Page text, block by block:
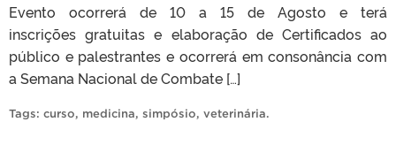
Evento ocorrerá de 10 a 15 de Agosto e terá
inscrições gratuitas e elaboração de Certificados ao
público e palestrantes e ocorrerá em consonância com
a Semana Nacional de Combate […]
Tags: curso, medicina, simpósio, veterinária.